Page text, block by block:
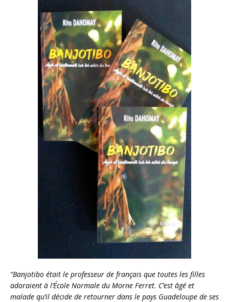
“Banjotibo était le professeur de français que toutes les filles
adoraient à l’École Normale du Morne Ferret. C’est âgé et
malade qu’il décide de retourner dans le pays Guadeloupe de ses